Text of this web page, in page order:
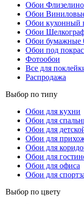
Обои
Обои
Обои кухонный
Обои
Обои бумажные
Обои под
Фотообои
Все для
Распродажа
Выбор по типу
Обои для кухни
Обои для
Обои для
Обои для
Обои для
Обои для
Обои для офиса
Обои для
Выбор по цвету